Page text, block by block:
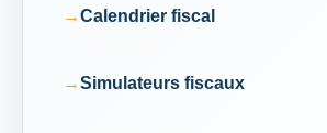
Calendrier fiscal
Simulateurs fiscaux